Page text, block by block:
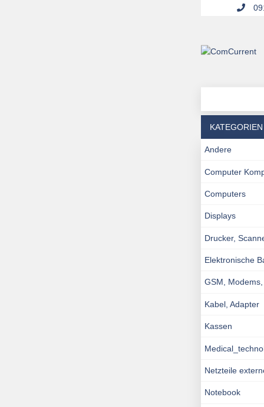
KATEGORIEN
Andere
Computer
Computers
Displays
Drucker,
Elektronische
GSM,
Kabel, Adapter
Kassen
Netzteile
Notebook